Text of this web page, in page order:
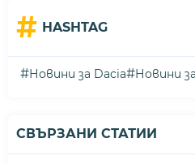
# HASHTAG
#Новини за Dacia#Новини
СВЪРЗАНИ СТАТИИ